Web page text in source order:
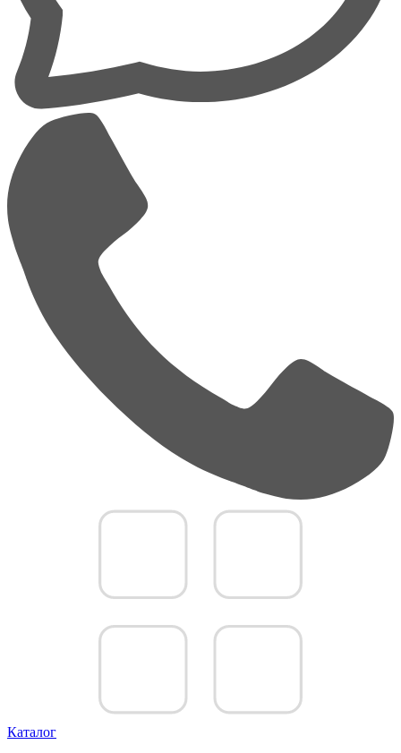
Каталог